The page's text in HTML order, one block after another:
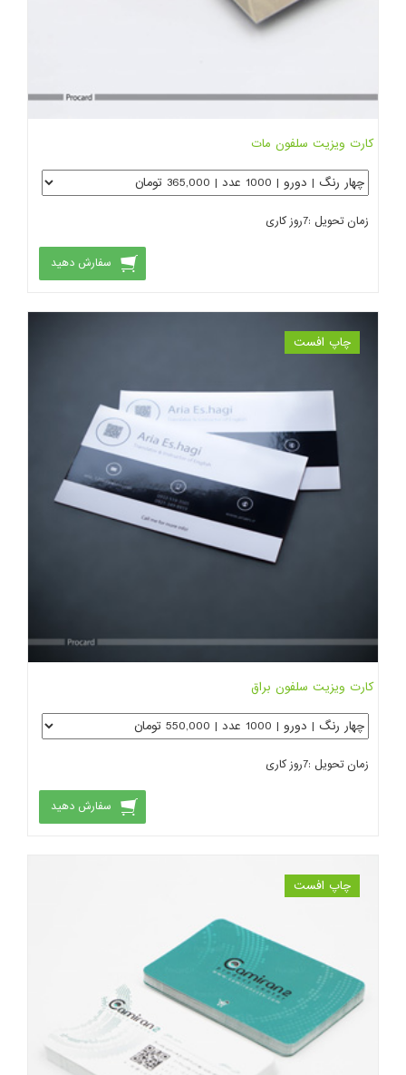
کارت ویزیت سلفون مات
زمان تحویل :7روز کاری
سفارش دهید
چاپ افست
کارت ویزیت سلفون براق
زمان تحویل :7روز کاری
سفارش دهید
چاپ افست